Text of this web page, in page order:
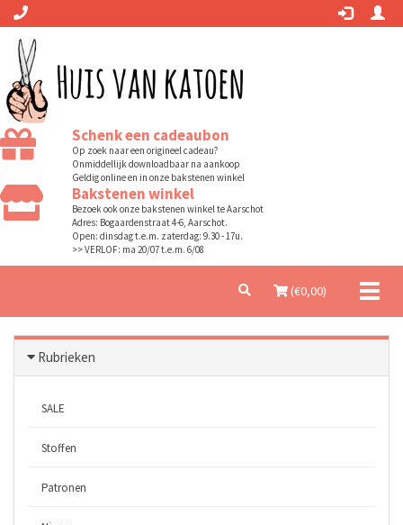
Schenk een cadeaubon
Op zoek naar een origineel cadeau?
Onmiddellijk downloadbaar na aankoop
Geldig online en in onze bakstenen winkel
Bakstenen winkel
Bezoek ook onze bakstenen winkel te Aarschot
Adres: Bogaardenstraat 4-6, Aarschot.
Open: dinsdag t.e.m. zaterdag: 9.30 - 17u.
>> VERLOF: ma 20/07 t.e.m. 6/08
(€0,00)
Rubrieken
SALE
Stoffen
Patronen